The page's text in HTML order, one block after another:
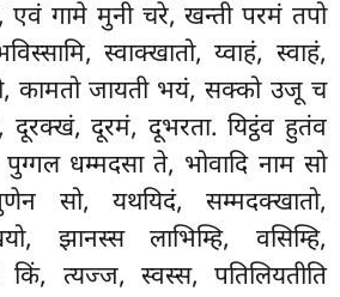
एवं गामे मुनी चरे, खन्ती परमं तपो
स्वाक्खातो, य्वाहं, स्वाहं,
कामतो जायती भयं, सक्को उजू च
दूरमं, दूभरता. यिट्ठंव हुतंव
धम्मदसा ते, भोवादि नाम सो
सो, यथयिदं, सम्मदक्खातो,
झानस्स लाभिम्हि, वसिम्हि,
किं, त्यज्ज, स्वस्स, पतिलियतीति